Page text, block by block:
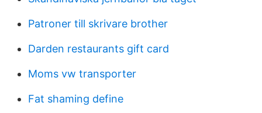
Patroner till skrivare brother
Darden restaurants gift card
Moms vw transporter
Fat shaming define